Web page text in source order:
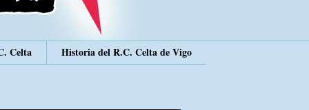
Celta Historia del R.C. Celta de Vigo